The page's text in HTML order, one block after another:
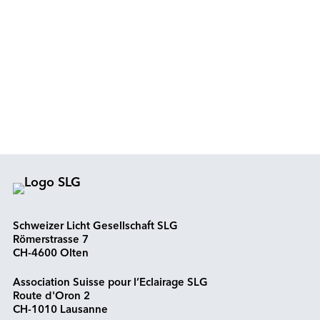
Schweizer Licht Gesellschaft SLG
Römerstrasse 7
CH-4600 Olten
Association Suisse pour l’Eclairage SLG
Route d'Oron 2
CH-1010 Lausanne